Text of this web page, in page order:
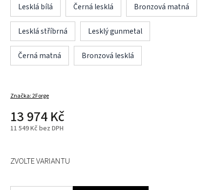
Lesklá bílá
Černá lesklá Bronzová matná
Lesklá stříbrná Lesklý gunmetal
Černá matná Bronzová lesklá
Značka:2Forge
13 974 Kč
11 549 Kč bez DPH
ZVOLTE VARIANTU